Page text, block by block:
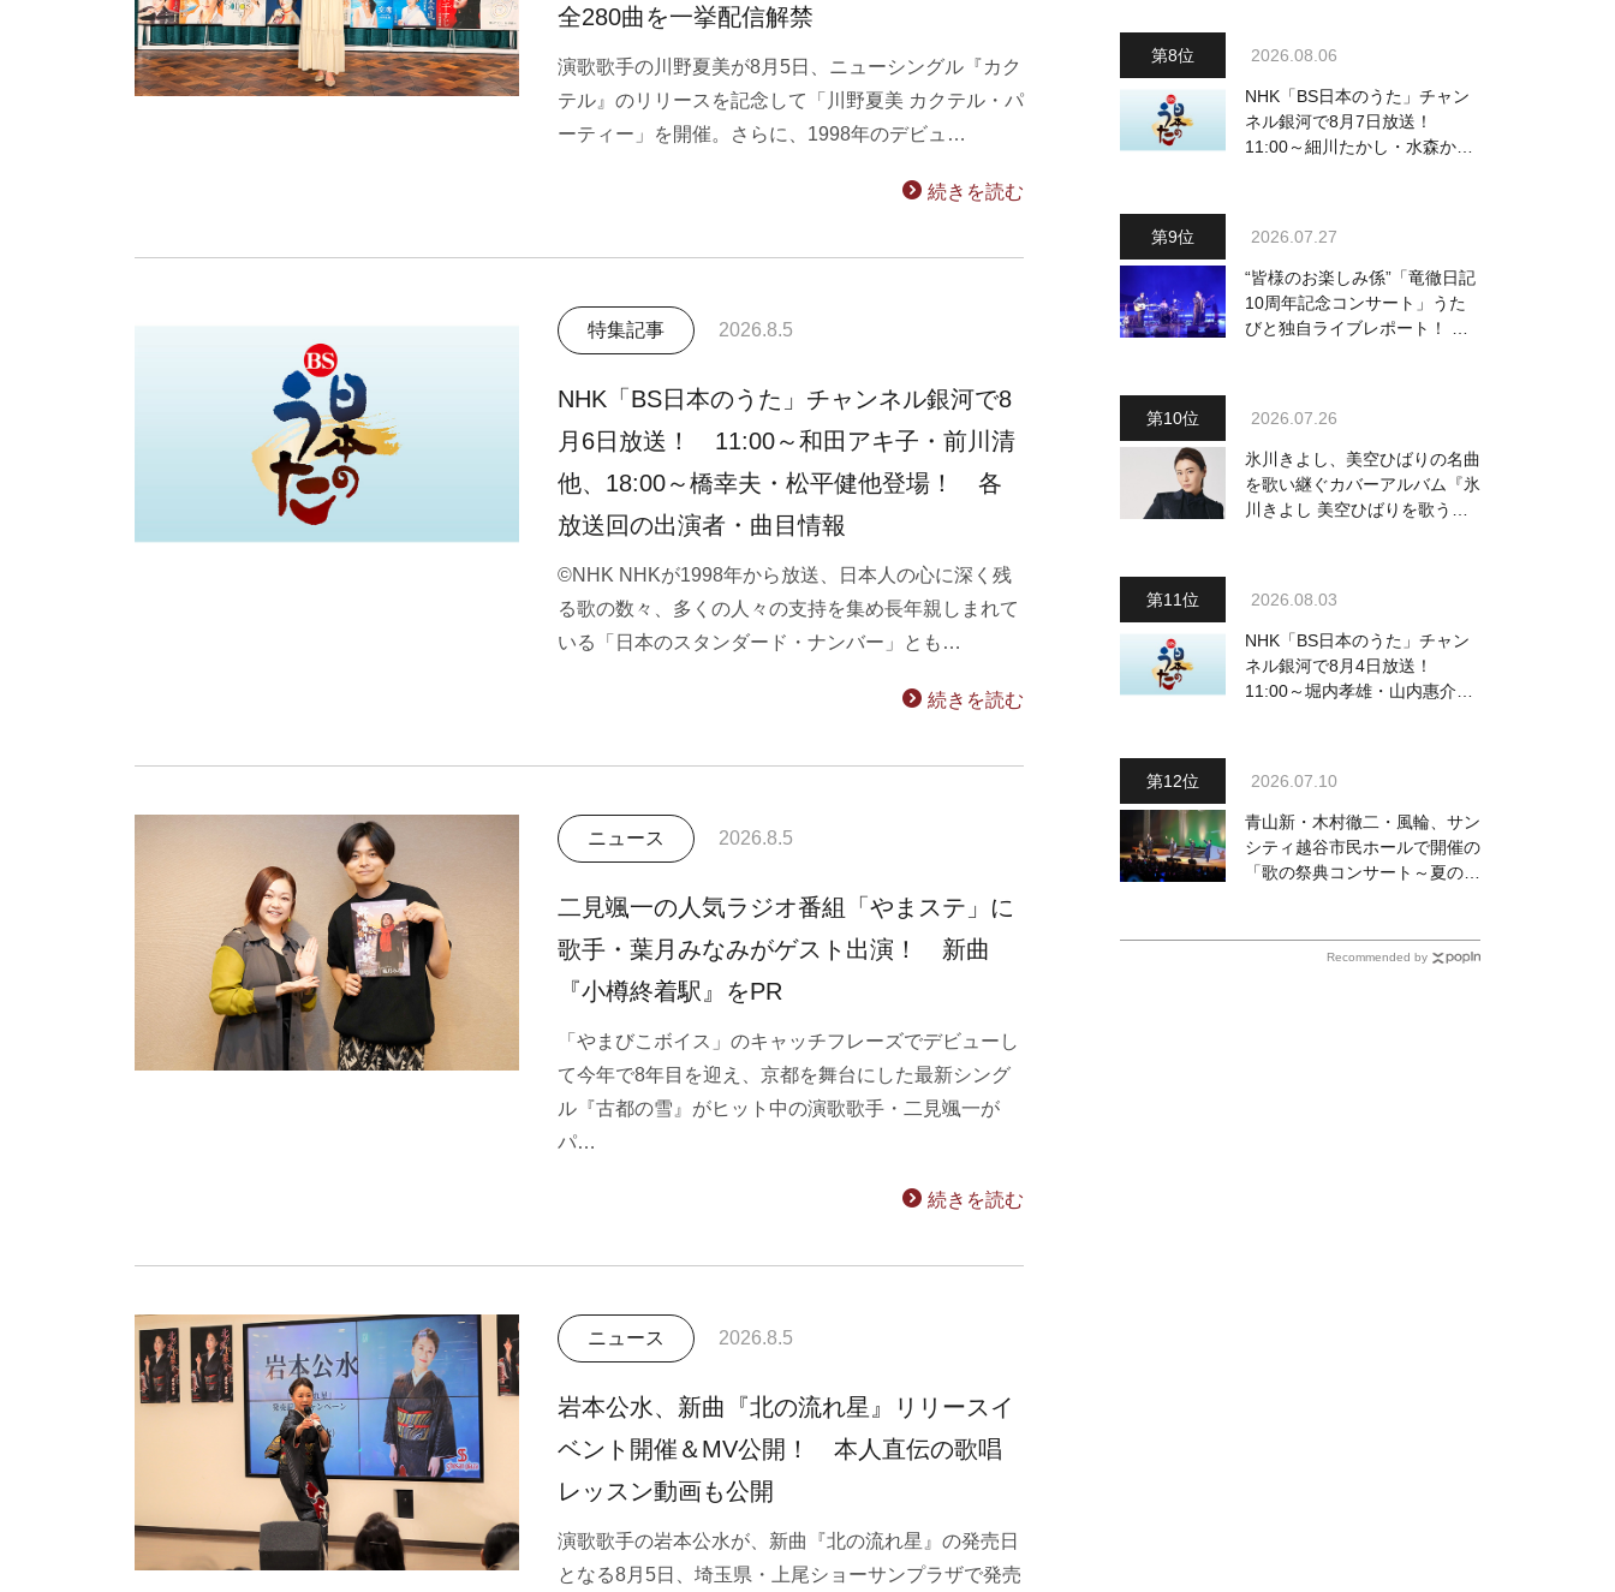
全280曲を一挙配信解禁
演歌歌手の川野夏美が8月5日、ニューシングル『カク
テル』のリリースを記念して「川野夏美 カクテル・パ
ーティー」を開催。さらに、1998年のデビュ…
続きを読む
特集記事 2026.8.5
NHK「BS日本のうた」チャンネル銀河で8
月6日放送！ 11:00～和田アキ子・前川清
他、18:00～橋幸夫・松平健他登場！ 各
放送回の出演者・曲目情報
©NHK NHKが1998年から放送、日本人の心に深く残
る歌の数々、多くの人々の支持を集め長年親しまれて
いる「日本のスタンダード・ナンバー」とも…
続きを読む
ニュース 2026.8.5
二見颯一の人気ラジオ番組「やまステ」に
歌手・葉月みなみがゲスト出演！ 新曲
『小樽終着駅』をPR
「やまびこボイス」のキャッチフレーズでデビューし
て今年で8年目を迎え、京都を舞台にした最新シング
ル『古都の雪』がヒット中の演歌歌手・二見颯一が
パ…
続きを読む
ニュース 2026.8.5
岩本公水、新曲『北の流れ星』リリースイ
ベント開催＆MV公開！ 本人直伝の歌唱
レッスン動画も公開
演歌歌手の岩本公水が、新曲『北の流れ星』の発売日
となる8月5日、埼玉県・上尾ショーサンプラザで発売
2026.08.06
NHK「BS日本のうた」チャン
ネル銀河で8月7日放送！
11:00～細川たかし・水森かお
2026.07.27
“皆様のお楽しみ係”「竜徹日記
10周年記念コンサート」うた
びと独自ライブレポート！ 即
2026.07.26
氷川きよし、美空ひばりの名曲
を歌い継ぐカバーアルバム『氷
川きよし 美空ひばりを歌う』9
2026.08.03
NHK「BS日本のうた」チャン
ネル銀河で8月4日放送！
11:00～堀内孝雄・山内惠介・
情報
2026.07.10
青山新・木村徹二・風輪、サン
シティ越谷市民ホールで開催の
「歌の祭典コンサート～夏の陣
Recommended by